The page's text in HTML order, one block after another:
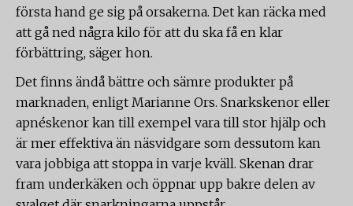
första hand ge sig på orsakerna. Det kan räcka med
att gå ned några kilo för att du ska få en klar
förbättring, säger hon.
Det finns ändå bättre och sämre produkter på
marknaden, enligt Marianne Ors. Snarkskenor eller
apnéskenor kan till exempel vara till stor hjälp och
är mer effektiva än näsvidgare som dessutom kan
vara jobbiga att stoppa in varje kväll. Skenan drar
fram underkäken och öppnar upp bakre delen av